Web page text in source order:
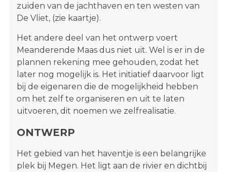
zuiden van de jachthaven en ten westen van
De Vliet, (zie kaartje).
Het andere deel van het ontwerp voert
Meanderende Maas dus niet uit. Wel is er in de
plannen rekening mee gehouden, zodat het
later nog mogelijk is. Het initiatief daarvoor ligt
bij de eigenaren die de mogelijkheid hebben
om het zelf te organiseren en uit te laten
uitvoeren, dit noemen we zelfrealisatie.
ONTWERP
Het gebied van het haventje is een belangrijke
plek bij Megen. Het ligt aan de rivier en dichtbij